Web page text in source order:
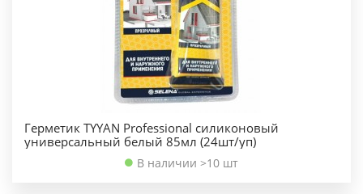
Герметик TYYAN Professional силиконовый
универсальный белый 85мл (24шт/уп)
В наличии >10 шт